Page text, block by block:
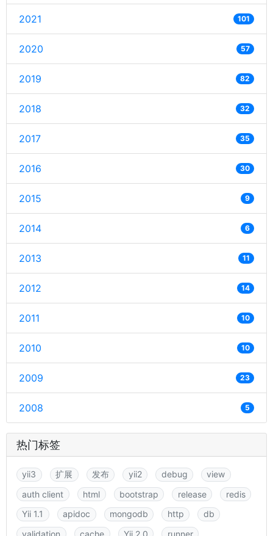
2021 101
2020 57
2019 82
2018 32
2017 35
2016 30
2015 9
2014 6
2013 11
2012 14
2011 10
2010 10
2009 23
2008 5
热门标签
yii3 扩展 发布 yii2 debug
view
auth client
html bootstrap release
redis
Yii 1.1
apidoc mongodb http
db
validation
cache Yii 2.0 runner